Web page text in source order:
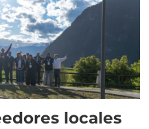
locales